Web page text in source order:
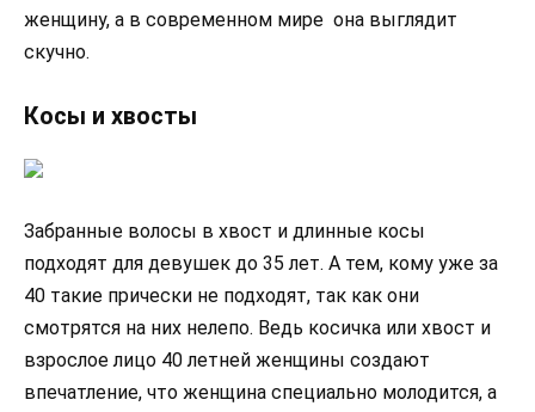
женщину, а в современном мире она выглядит
скучно.
Косы и хвосты
Забранные волосы в хвост и длинные косы
подходят для девушек до 35 лет. А тем, кому уже за
40 такие прически не подходят, так как они
смотрятся на них нелепо. Ведь косичка или хвост и
взрослое лицо 40 летней женщины создают
впечатление, что женщина специально молодится, а